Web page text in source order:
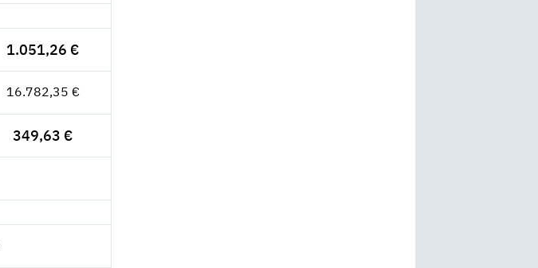
1.051,26 €
16.782,35 €
349,63 €